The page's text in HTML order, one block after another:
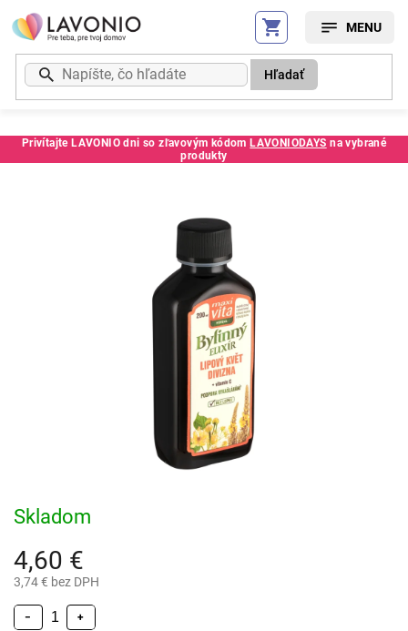
Prejsť
na
obsah
Privítajte LAVONIO dni so zľavovým kódom LAVONIODAYS na vybrané
produkty
Hľadať
Kód: 216397SC
4,60 €
3,74 € bez DPH
Skladom
+
−